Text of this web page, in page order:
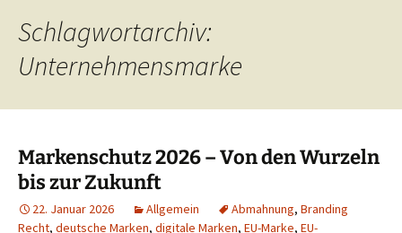
Schlagwortarchiv:
Unternehmensmarke
Markenschutz 2026 – Von den Wurzeln
bis zur Zukunft
22. Januar 2026 Allgemein Abmahnung, Branding
Recht, deutsche Marken, digitale Marken, EU-Marke, EU-